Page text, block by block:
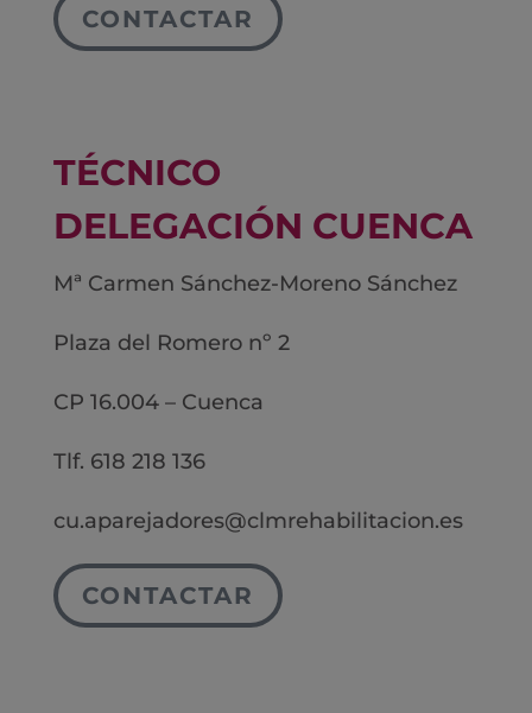
CONTACTAR
TÉCNICO
DELEGACIÓN CUENCA
Mª Carmen Sánchez-Moreno Sánchez
Plaza del Romero nº 2
CP 16.004 – Cuenca
Tlf. 618 218 136
cu.aparejadores@clmrehabilitacion.es
CONTACTAR